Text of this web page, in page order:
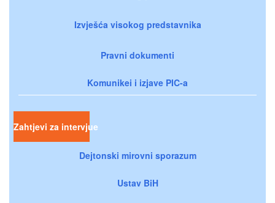
Izvješća visokog predstavnika
Pravni dokumenti
Komunikei i izjave PIC-a
Zahtjevi za intervjue
Dejtonski mirovni sporazum
Ustav BiH